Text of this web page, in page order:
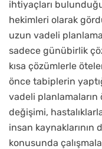
ihtiyaçları
hekimleri olarak
uzun vadeli
sadece günübirlik
kısa çözümlerle
önce tabiplerin
vadeli planlamaların
değişimi,
insan
konusunda